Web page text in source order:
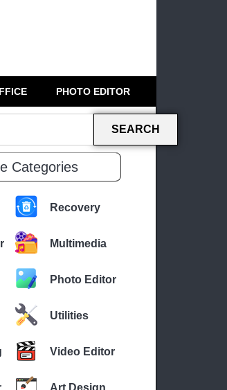
PHOTO EDITOR
SEARCH
Categories
Recovery
Multimedia
Photo Editor
Utilities
Video Editor
Art Design